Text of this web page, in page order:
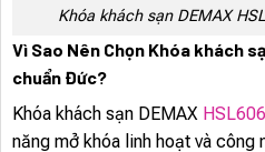
Khóa khách sạn DEMAX
Vì Sao Nên Chọn Khóa khách
chuẩn Đức?
Khóa khách sạn DEMAX
năng mở khóa linh hoạt và công